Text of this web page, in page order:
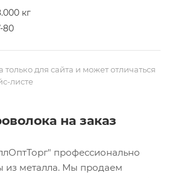
кг
80
только для сайта и может отличаться
листе
на заказ
профессионально
из металла. Мы продаем